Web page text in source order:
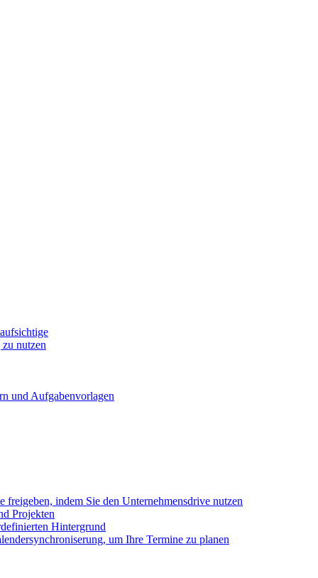
nutzen
und Aufgabenvorlagen
indem Sie den Unternehmensdrive nutzen
Projekten
Hintergrund
um Ihre Termine zu planen